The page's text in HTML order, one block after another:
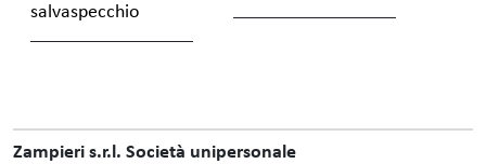
salvaspecchio
Zampieri s.r.l. Società unipersonale